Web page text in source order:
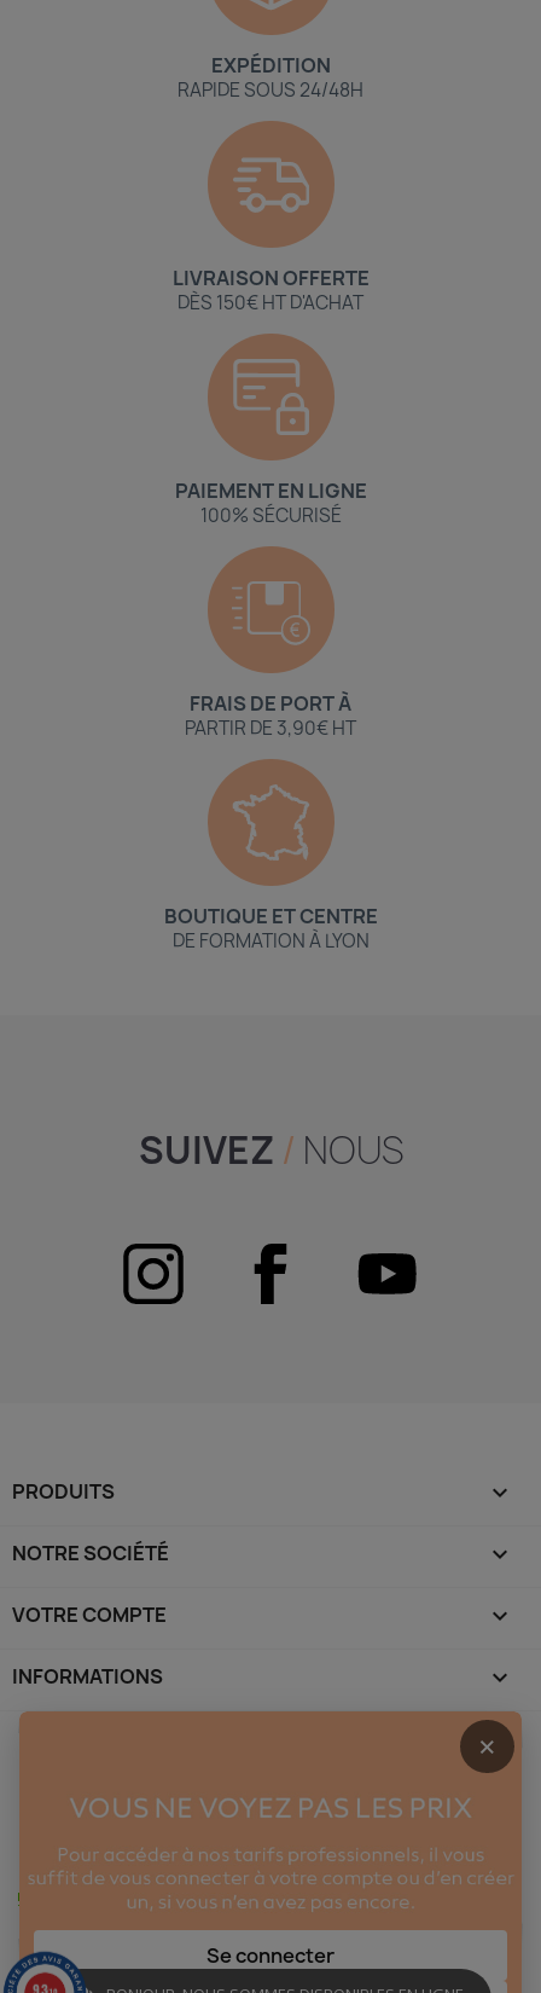
EXPÉDITION
RAPIDE SOUS 24/48H
LIVRAISON OFFERTE
DÈS 150€ HT D'ACHAT
PAIEMENT EN LIGNE
100% SÉCURISÉ
FRAIS DE PORT À
PARTIR DE 3,90€ HT
BOUTIQUE ET CENTRE
DE FORMATION À LYON
SUIVEZ / NOUS
PRODUITS 
NOTRE SOCIÉTÉ 
VOTRE COMPTE 
INFORMATIONS keyboard_arrow_down
×
Se connecter
9.3